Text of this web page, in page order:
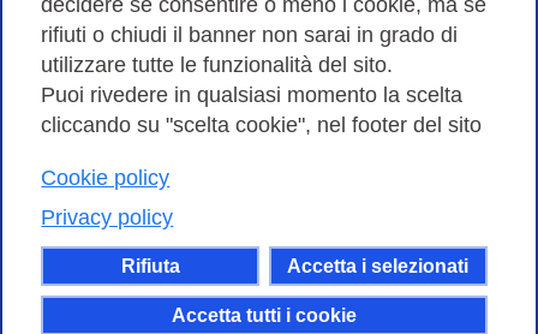
decidere se consentire o meno i cookie, ma se
rifiuti o chiudi il banner non sarai in grado di
utilizzare tutte le funzionalità del sito.
Puoi rivedere in qualsiasi momento la scelta
cliccando su "scelta cookie", nel footer del sito
Cookie policy
Privacy policy
Rifiuta Accetta i selezionati
Accetta tutti i cookie
Consortium GARR - Via dei Tizii, 6 - 00185 Roma | Tel.
| CF 97284570583 – PI 07577141000 | Codice
Destinatario 7EU9KEU |
Il contenuto di questo sito e' rilasciato, tranne dove
altrimenti indicato, secondo i termini della licenza
Creative Commons